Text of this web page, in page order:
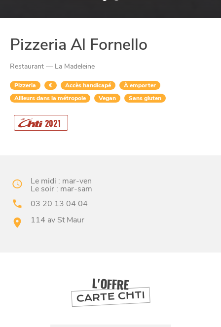
Pizzeria Al Fornello
Restaurant — La Madeleine
Pizzeria € Accès handicapé
À emporter
Ailleurs dans la métropole
Vegan Sans gluten
2021
Le midi : mar-ven
Le soir : mar-sam
03 20 13 04 04
114 av St Maur
L'OFFRE
CARTE CHTI
DEPUIS
1973